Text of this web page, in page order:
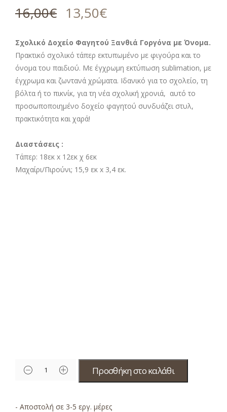
16,00€ 13,50€
Σχολικό Δοχείο Φαγητού Ξανθιά Γοργόνα με Όνομα.
Πρακτικό σχολικό τάπερ εκτυπωμένο με φιγούρα και το
όνομα του παιδιού. Με έγχρωμη εκτύπωση sublimation, με
έγχρωμα και ζωντανά χρώματα. Ιδανικό για το σχολείο, τη
βόλτα ή το πικνίκ, για τη νέα σχολική χρονιά, αυτό το
προσωποποιημένο δοχείο φαγητού συνδυάζει στυλ,
πρακτικότητα και χαρά!
Διαστάσεις :
Τάπερ: 18εκ x 12εκ χ 6εκ
Μαχαίρι/Πιρούνι; 15,9 εκ x 3,4 εκ.
Προσθήκη στο καλάθι
- Αποστολή σε 3-5 εργ. μέρες